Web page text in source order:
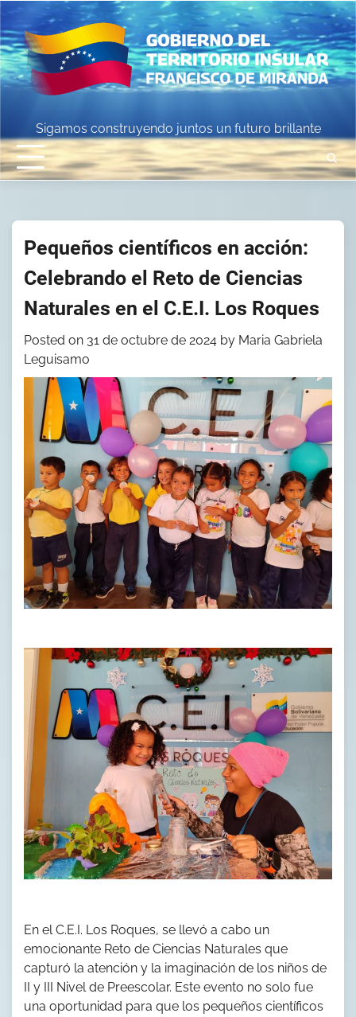
Skip
to
content
Sigamos construyendo juntos un futuro brillante
Pequeños científicos en acción:
Celebrando el Reto de Ciencias
Naturales en el C.E.I. Los Roques
Posted on 31 de octubre de 2024 by Maria Gabriela
Leguisamo
En el C.E.I. Los Roques, se llevó a cabo un
emocionante Reto de Ciencias Naturales que
capturó la atención y la imaginación de los niños de
II y III Nivel de Preescolar. Este evento no solo fue
una oportunidad para que los pequeños científicos